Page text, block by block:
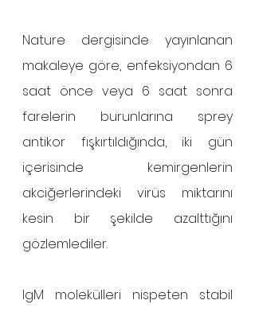
Nature dergisinde yayınlanan
makaleye göre, enfeksiyondan 6
saat önce veya 6 saat sonra
farelerin burunlarına sprey
antikor fışkırtıldığında, iki gün
içerisinde kemirgenlerin
akciğerlerindeki virüs miktarını
kesin bir şekilde azalttığını
gözlemlediler.
IgM molekülleri nispeten stabil